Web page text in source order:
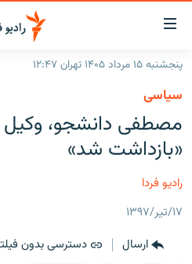
لینک‌های
قابلیت
دسترسی
بازگشت
منوی
اصلی
رفتن
به
صفحه
جهان
فرکانس‌ها
پادکست
چندرسانه‌ای
گزارش‌های تصویری
زنان فردا
پنجشنبه ۱۵ مرداد ۱۴۰۵ تهران ۱۲:۴۷
سیاسی
مصطفی دانشجو، وکیل
«بازداشت شد»
رادیو فردا
۱۷/تیر/۱۳۹۷
ارسال
دسترسی بدون